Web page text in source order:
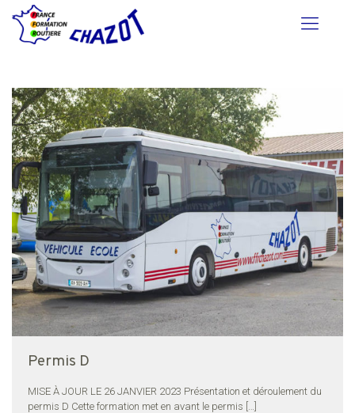
Permis D
MISE À JOUR LE 26 JANVIER 2023 Présentation et déroulement du
permis D Cette formation met en avant le permis